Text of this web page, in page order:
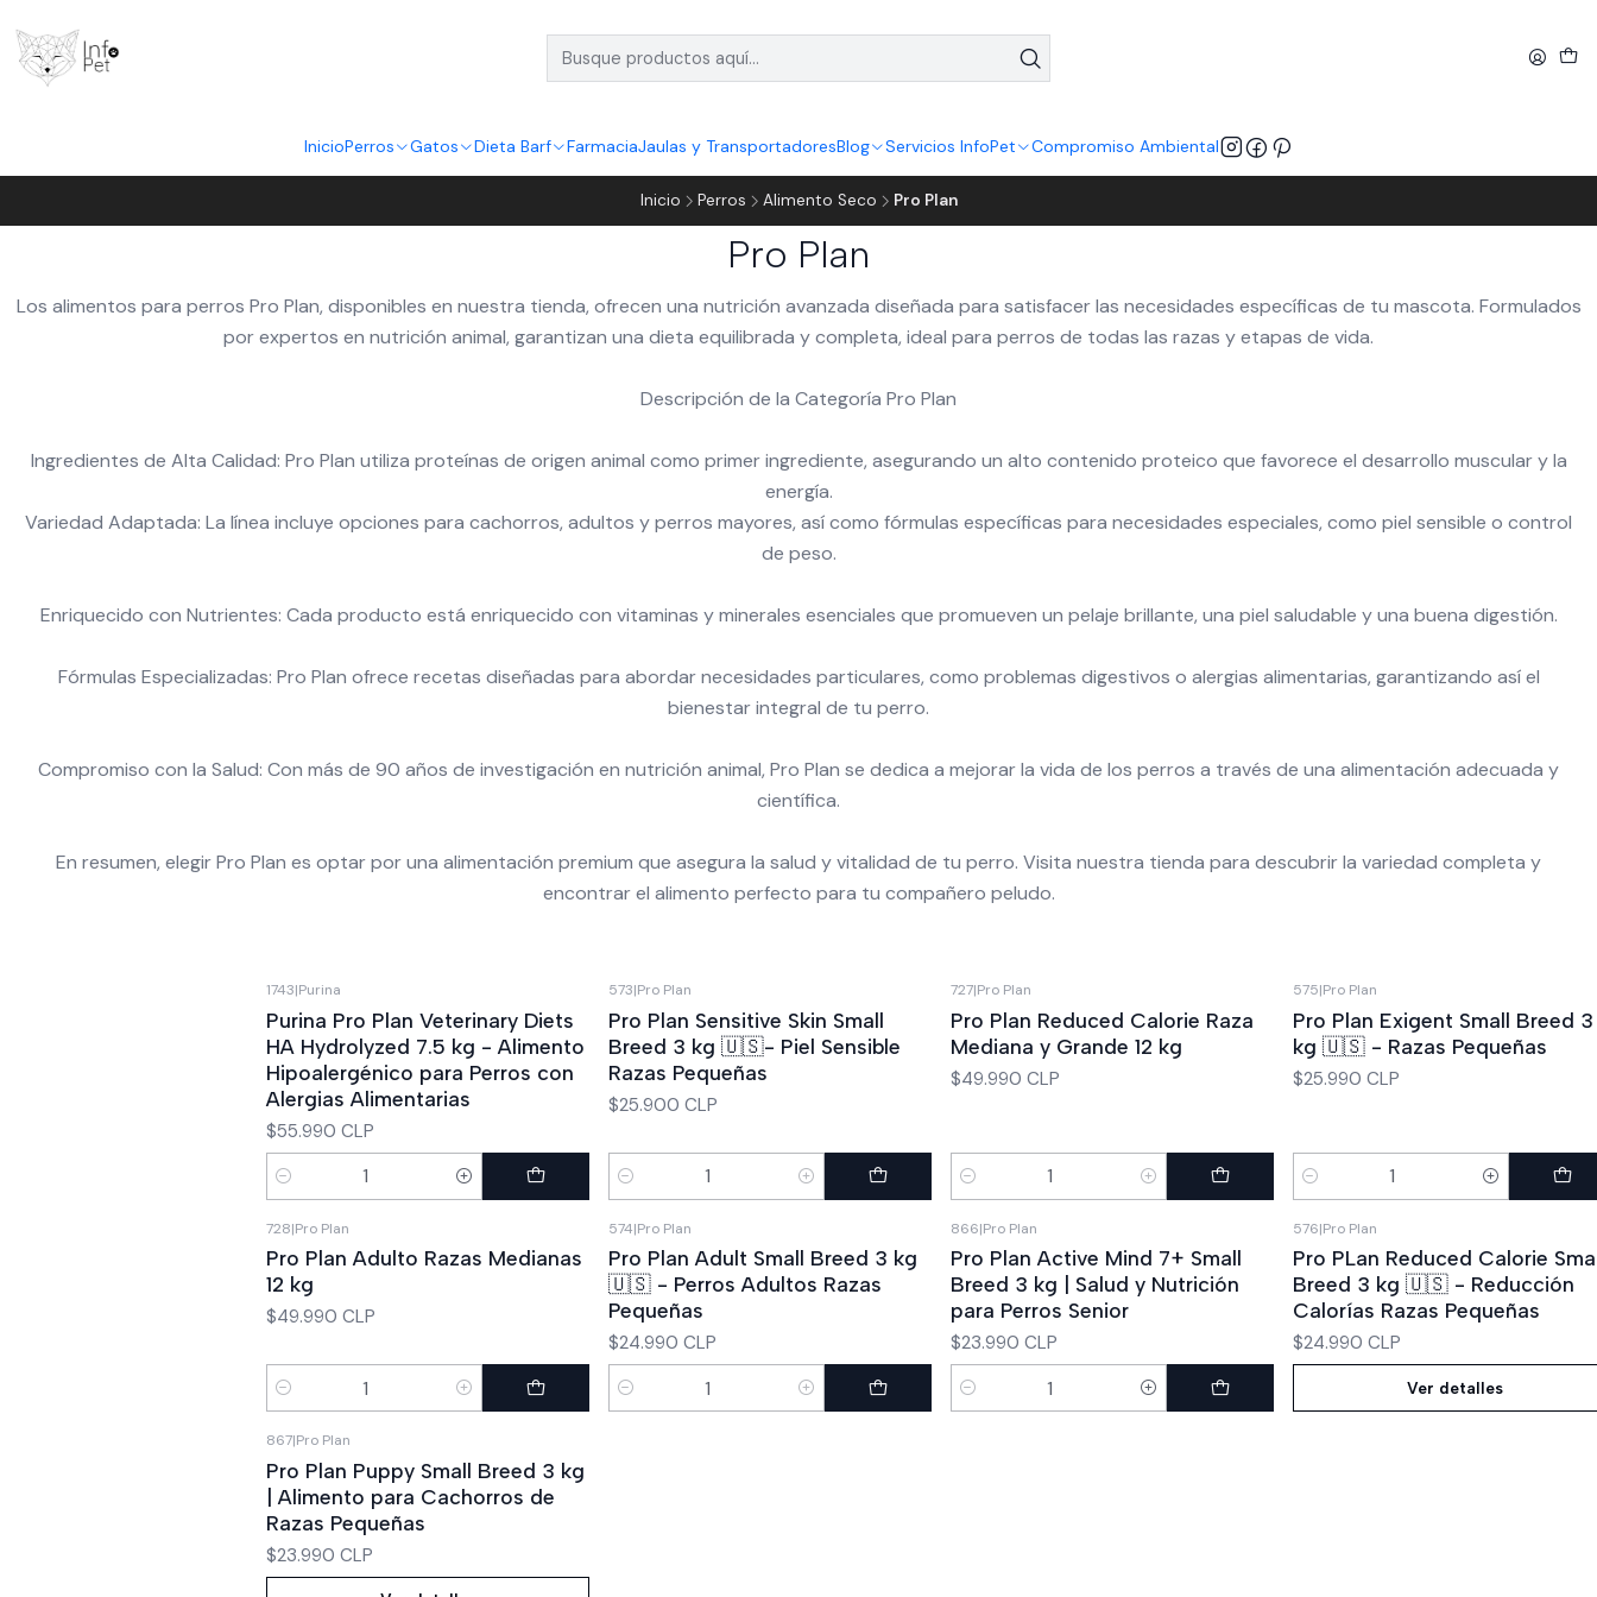
InicioPerros Gatos Dieta Barf FarmaciaJaulas y TransportadoresBlog Servicios InfoPet Compromiso Ambiental
Inicio Perros Alimento Seco Pro Plan
Pro Plan
Los alimentos para perros Pro Plan, disponibles en nuestra tienda, ofrecen una nutrición avanzada diseñada para satisfacer las necesidades específicas de tu mascota. Formulados
por expertos en nutrición animal, garantizan una dieta equilibrada y completa, ideal para perros de todas las razas y etapas de vida.
Descripción de la Categoría Pro Plan
Ingredientes de Alta Calidad: Pro Plan utiliza proteínas de origen animal como primer ingrediente, asegurando un alto contenido proteico que favorece el desarrollo muscular y la
energía.
Variedad Adaptada: La línea incluye opciones para cachorros, adultos y perros mayores, así como fórmulas específicas para necesidades especiales, como piel sensible o control
de peso.
Enriquecido con Nutrientes: Cada producto está enriquecido con vitaminas y minerales esenciales que promueven un pelaje brillante, una piel saludable y una buena digestión.
Fórmulas Especializadas: Pro Plan ofrece recetas diseñadas para abordar necesidades particulares, como problemas digestivos o alergias alimentarias, garantizando así el
bienestar integral de tu perro.
Compromiso con la Salud: Con más de 90 años de investigación en nutrición animal, Pro Plan se dedica a mejorar la vida de los perros a través de una alimentación adecuada y
científica.
En resumen, elegir Pro Plan es optar por una alimentación premium que asegura la salud y vitalidad de tu perro. Visita nuestra tienda para descubrir la variedad completa y
encontrar el alimento perfecto para tu compañero peludo.
1743|Purina
Purina Pro Plan Veterinary Diets
HA Hydrolyzed 7.5 kg - Alimento
Hipoalergénico para Perros con
Alergias Alimentarias
$55.990 CLP
Cantidad
573|Pro Plan
Pro Plan Sensitive Skin Small
Breed 3 kg 🇺🇸- Piel Sensible
Razas Pequeñas
$25.900 CLP
Cantidad
727|Pro Plan
Pro Plan Reduced Calorie Raza
Mediana y Grande 12 kg
$49.990 CLP
Cantidad
575|Pro Plan
Pro Plan Exigent Small Breed 3
kg 🇺🇸 - Razas Pequeñas
$25.990 CLP
Cantidad
728|Pro Plan
Pro Plan Adulto Razas Medianas
12 kg
$49.990 CLP
Cantidad
574|Pro Plan
Pro Plan Adult Small Breed 3 kg
🇺🇸 - Perros Adultos Razas
Pequeñas
$24.990 CLP
Cantidad
866|Pro Plan
Pro Plan Active Mind 7+ Small
Breed 3 kg | Salud y Nutrición
para Perros Senior
$23.990 CLP
Cantidad
Agotado
576|Pro Plan
Pro PLan Reduced Calorie
Breed 3 kg 🇺🇸 - Reducción
Calorías Razas Pequeñas
$24.990 CLP
Ver detalles
Agotado
867|Pro Plan
Pro Plan Puppy Small Breed 3 kg
| Alimento para Cachorros de
Razas Pequeñas
$23.990 CLP